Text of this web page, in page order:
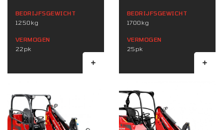
BEDRIJFSGEWICHT
1250kg
VERMOGEN
22pk
BEDRIJFSGEWICHT
1700kg
VERMOGEN
25pk